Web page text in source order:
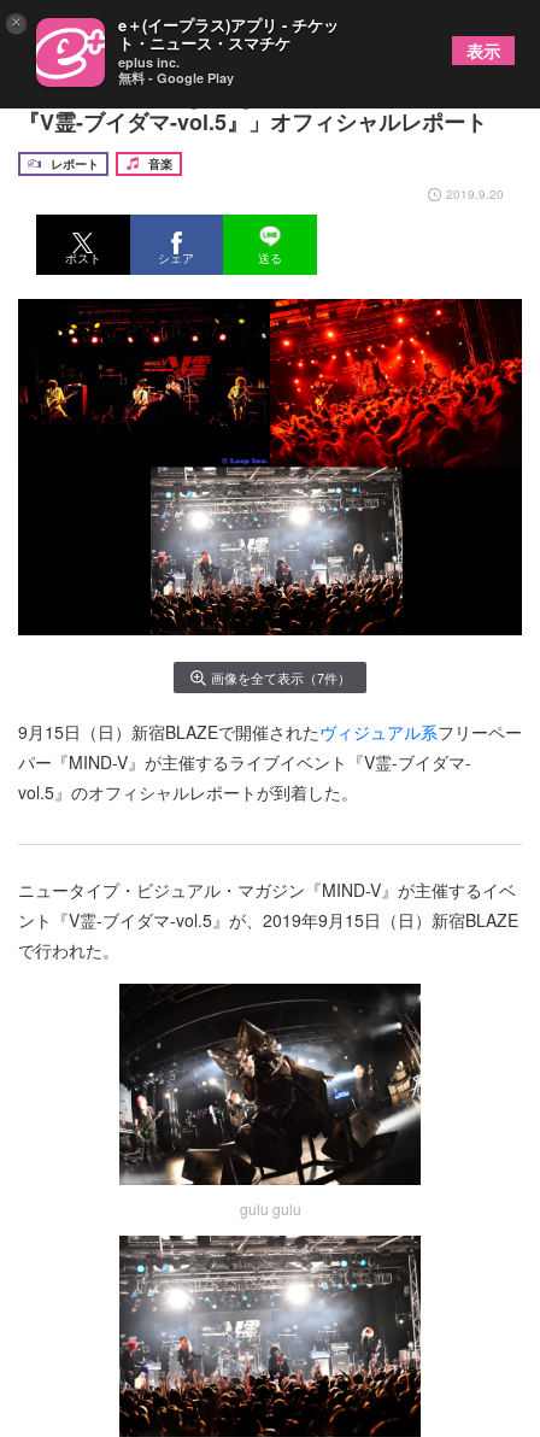
DIAURA、キズ、gulu guluが激突！ MIND-V主催
『V霊-ブイダマ-vol.5』」オフィシャルレポート
レポート
音楽
2019.9.20
ポスト シェア 送る
画像を全て表示（7件）
9月15日（日）新宿BLAZEで開催されたヴィジュアル系フリーペー
パー『MIND-V』が主催するライブイベント『V霊-ブイダマ-
vol.5』のオフィシャルレポートが到着した。
ニュータイプ・ビジュアル・マガジン『MIND-V』が主催するイベ
ント『V霊-ブイダマ-vol.5』が、2019年9月15日（日）新宿BLAZE
で行われた。
gulu gulu
× e＋(イープラス)アプリ - チケッ
ト・ニュース・スマチケ
eplus inc.
無料 - Google Play
表示